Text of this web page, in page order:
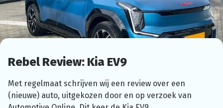
Rebel Review: Kia EV9
Met regelmaat schrijven wij een review over een
(nieuwe) auto, uitgekozen door en op verzoek van